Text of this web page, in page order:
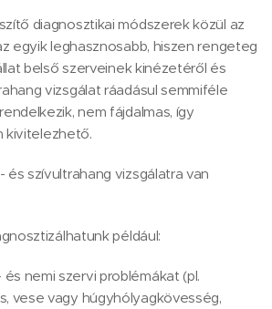
diagnosztikai módszerek közül az
egyik leghasznosabb, hiszen rengeteg
belső szerveinek kinézetéről és
vizsgálat ráadásul semmiféle
nem fájdalmas, így
kivitelezhető.
és szívultrahang vizsgálatra van
például:
nemi szervi problémákat (pl.
vese vagy húgyhólyagkövesség,